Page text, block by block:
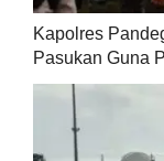
Kapolres
Pasukan Guna